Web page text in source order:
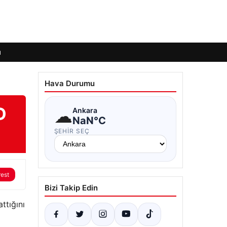
Hava Durumu
☁Ankara
NaN°C
ŞEHIR SEÇ
Bizi Takip Edin